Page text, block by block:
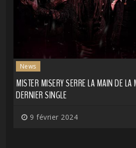
News
MISTER MISERY SERRE LA MAIN DE LA
DERNIER SINGLE
9 février 2024